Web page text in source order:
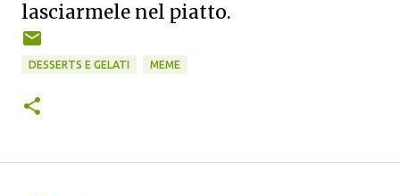
lasciarmele nel piatto.
DESSERTS E GELATI MEME